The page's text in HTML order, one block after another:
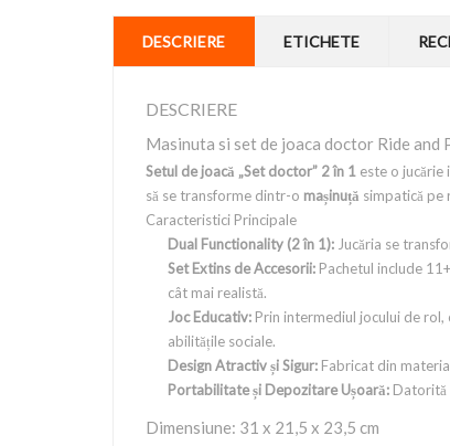
DESCRIERE ETICHETE
DESCRIERE
Masinuta si set de joaca doctor Ride and
Setul de joacă „Set doctor” 2 în 1 este o jucărie
să se transforme dintr-o mașinuță simpatică pe
Caracteristici Principale
Dual Functionality (2 în 1): Jucăria se
Set Extins de Accesorii: Pachetul include
cât mai realistă.
Joc Educativ: Prin intermediul jocului de
abilitățile sociale.
Design Atractiv și Sigur: Fabricat din
Portabilitate și Depozitare Ușoară: Datorită
Dimensiune: 31 x 21,5 x 23,5 cm